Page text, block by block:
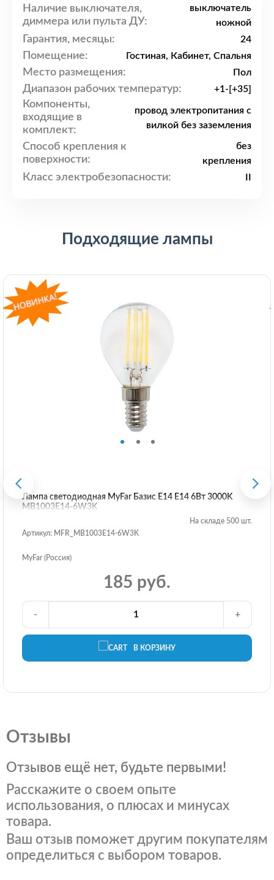
Наличие выключателя,
диммера или пульта ДУ:
выключатель
ножной
Гарантия, месяцы: 24
Помещение: Гостиная, Кабинет, Спальня
Место размещения: Пол
Диапазон рабочих температур: +1-[+35]
Компоненты,
входящие в
комплект:
провод электропитания с
вилкой без заземления
Способ крепления к
поверхности:
без
крепления
Класс электробезопасности:
Подходящие лампы
Лампа светодиодная MyFar Базис E14 E14 6Вт 3000K
MB1003E14-6W3K
На складе 500 шт.
Артикул: MFR_MB1003E14-6W3K
MyFar (Россия)
185 руб.
В КОРЗИНУ
- +
Отзывы
Отзывов ещё нет, будьте первыми!
Расскажите о своем опыте
использования, о плюсах и минусах
товара.
Ваш отзыв поможет другим покупателям
определиться с выбором товаров.